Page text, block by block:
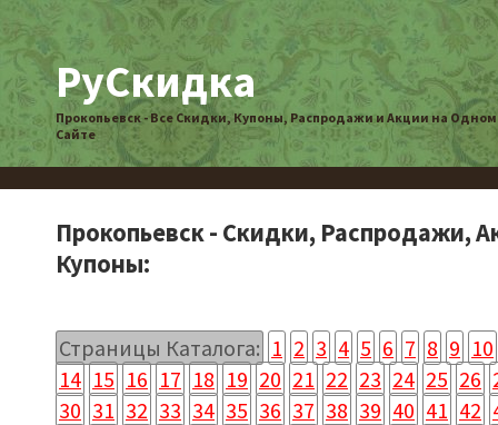
РуСкидка
Прокопьевск - Все Скидки, Купоны, Распродажи и Акции на Одном
Сайте
Прокопьевск - Скидки, Распродажи,
Купоны:
Страницы Каталога: 1 2 3 4 5 6 7 8 9 10
14 15 16 17 18 19 20 21 22 23 24 25 26
30 31 32 33 34 35 36 37 38 39 40 41 42